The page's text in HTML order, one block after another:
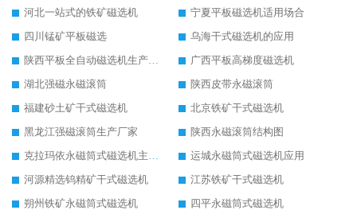
河北一站式的铁矿磁选机
宁夏平板磁选机适用场合
四川锰矿平板磁选
乌海干式磁选机的应用
陕西平板全自动磁选机生产厂家
广西平板高梯度磁选机
湖北强磁永磁滚筒
陕西皮带永磁滚筒
福建砂土矿干式磁选机
北京铁矿干式磁选机
黑龙江强磁滚筒生产厂家
陕西永磁滚筒结构图
克拉玛依永磁筒式磁选机主要技术参数
运城永磁筒式磁选机应用
河源精选钨精矿干式磁选机
江苏铁矿干式磁选机
朔州铁矿永磁筒式磁选机
四平永磁筒式磁选机